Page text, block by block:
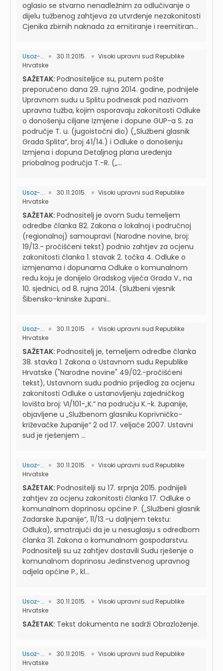
oglasio se stvarno nenadležnim za odlučivanje o
dijelu tužbenog zahtjeva za utvrđenje nezakonitosti
Cjenika zbirnih naknada za emitiranje i reemitiran...
Usoz-... 30.11.2015.
Visoki upravni sud Republike
Hrvatske
SAŽETAK: Podnositeljice su, putem pošte
preporučeno dana 29. rujna 2014. godine, podnijele
Upravnom sudu u Splitu podnesak pod nazivom
upravna tužba, kojim osporavaju zakonitosti Odluke
o donošenju ciljane Izmjene i dopune GUP-a S. za
područje T. u. (jugoistočni dio) („Službeni glasnik
Grada Splita“, broj 41/14.) i Odluke o donošenju
Izmjena i dopuna Detaljnog plana uređenja
priobalnog područja T.-R. („...
Usoz-... 30.11.2015.
Visoki upravni sud Republike
Hrvatske
SAŽETAK: Podnositelj je ovom Sudu temeljem
odredbe članka 82. Zakona o lokalnoj i područnoj
(regionalnoj) samoupravi (Narodne novine, broj:
19/13.- pročišćeni tekst) podnio zahtjev za ocjenu
zakonitosti članka 1. stavak 2. točka 4. Odluke o
izmjenama i dopunama Odluke o komunalnom
redu koju je donijelo Gradskog vijeća Grada V., na
10. sjednici, od 8. rujna 2014. (Službeni vjesnik
Šibensko-kninske župani...
Usoz-... 30.11.2015.
Visoki upravni sud Republike
Hrvatske
SAŽETAK: Podnositelj je, temeljem odredbe članka
38. stavka 1. Zakona o Ustavnom sudu Republike
Hrvatske ("Narodne novine" 49/02.-pročišćeni
tekst), Ustavnom sudu podnio prijedlog za ocjenu
zakonitosti Odluke o ustanovljenju zajedničkog
lovišta broj: VI/101-„K.“ na području K.-k. županije,
objavljene u „Službenom glasniku Koprivničko-
križevačke županije“ 2 od 17. veljače 2007. Ustavni
sud je rješenjem ...
Usoz-... 30.11.2015.
Visoki upravni sud Republike
Hrvatske
SAŽETAK: Podnositelji su 17. srpnja 2015. podnijeli
zahtjev za ocjenu zakonitosti članka 17. Odluke o
komunalnom doprinosu općine P. („Službeni glasnik
Zadarske županije“, 11/13.-u daljnjem tekstu:
Odluka), smatrajući da je u nesuglasju s odredbom
članka 31. Zakona o komunalnom gospodarstvu.
Podnositelji su uz zahtjev dostavili Sudu rješenje o
komunalnom doprinosu Jedinstvenog upravnog
odjela općine P., kl...
Usoz-... 30.11.2015.
Visoki upravni sud Republike
Hrvatske
SAŽETAK: Tekst dokumenta ne sadrži Obrazloženje.
Usoz-... 30.11.2015.
Visoki upravni sud Republike
Hrvatske